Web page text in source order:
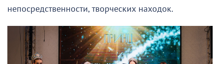
непосредственности, творческих находок.